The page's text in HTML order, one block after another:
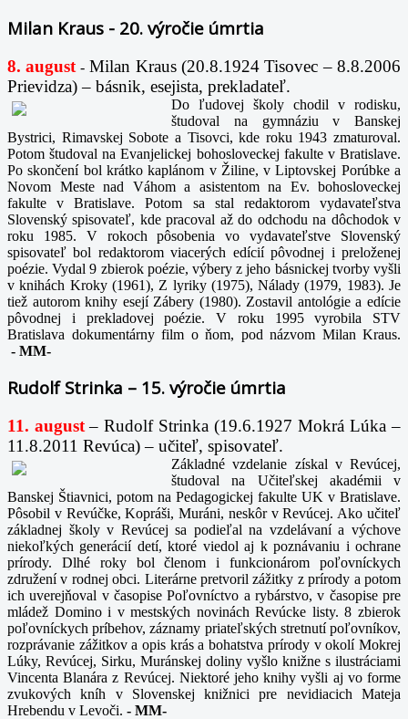
Milan Kraus - 20. výročie úmrtia
8. august -Milan Kraus (20.8.1924 Tisovec – 8.8.2006
Prievidza) – básnik, esejista, prekladateľ.
Do ľudovej školy chodil v rodisku,
študoval na gymnáziu v Banskej
Bystrici, Rimavskej Sobote a Tisovci, kde roku 1943 zmaturoval.
Potom študoval na Evanjelickej bohosloveckej fakulte v Bratislave.
Po skončení bol krátko kaplánom v Žiline, v Liptovskej Porúbke a
Novom Meste nad Váhom a asistentom na Ev. bohosloveckej
fakulte v Bratislave. Potom sa stal redaktorom vydavateľstva
Slovenský spisovateľ, kde pracoval až do odchodu na dôchodok v
roku 1985. V rokoch pôsobenia vo vydavateľstve Slovenský
spisovateľ bol redaktorom viacerých edícií pôvodnej i preloženej
poézie. Vydal 9 zbierok poézie, výbery z jeho básnickej tvorby vyšli
v knihách Kroky (1961), Z lyriky (1975), Nálady (1979, 1983). Je
tiež autorom knihy esejí Zábery (1980). Zostavil antológie a edície
pôvodnej i prekladovej poézie. V roku 1995 vyrobila STV
Bratislava dokumentárny film o ňom, pod názvom Milan Kraus.
- MM-
Rudolf Strinka – 15. výročie úmrtia
11. august – Rudolf Strinka (19.6.1927 Mokrá Lúka –
11.8.2011 Revúca) – učiteľ, spisovateľ.
Základné vzdelanie získal v Revúcej,
študoval na Učiteľskej akadémii v
Banskej Štiavnici, potom na Pedagogickej fakulte UK v Bratislave.
Pôsobil v Revúčke, Kopráši, Muráni, neskôr v Revúcej. Ako učiteľ
základnej školy v Revúcej sa podieľal na vzdelávaní a výchove
niekoľkých generácií detí, ktoré viedol aj k poznávaniu i ochrane
prírody. Dlhé roky bol členom i funkcionárom poľovníckych
združení v rodnej obci. Literárne pretvoril zážitky z prírody a potom
ich uverejňoval v časopise Poľovníctvo a rybárstvo, v časopise pre
mládež Domino i v mestských novinách Revúcke listy. 8 zbierok
poľovníckych príbehov, záznamy priateľských stretnutí poľovníkov,
rozprávanie zážitkov a opis krás a bohatstva prírody v okolí Mokrej
Lúky, Revúcej, Sirku, Muránskej doliny vyšlo knižne s ilustráciami
Vincenta Blanára z Revúcej. Niektoré jeho knihy vyšli aj vo forme
zvukových kníh v Slovenskej knižnici pre nevidiacich Mateja
Hrebendu v Levoči. - MM-